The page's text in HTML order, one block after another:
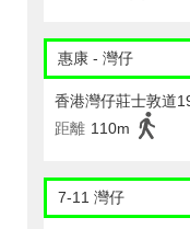
惠康 - 灣仔
香港灣仔莊士敦道
距離 110m
7-11 灣仔